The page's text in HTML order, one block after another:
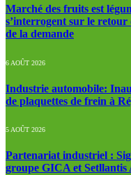
Marché des fruits est
s’interrogent sur le
de la demande
6 AOÛT 2026
Industrie automobile:
de plaquettes de frein à
5 AOÛT 2026
Partenariat industriel :
groupe GICA et Setllantis